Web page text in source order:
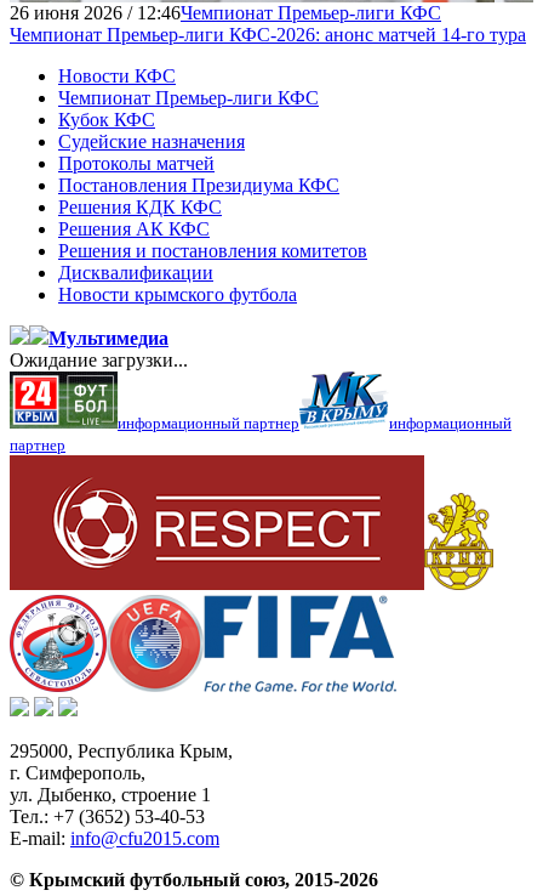
26 июня 2026 / 12:46Чемпионат Премьер-лиги КФС
Чемпионат Премьер-лиги КФС-2026: анонс матчей 14-го тура
Новости КФС
Чемпионат Премьер-лиги КФС
Кубок КФС
Судейские назначения
Протоколы матчей
Постановления Президиума КФС
Решения КДК КФС
Решения АК КФС
Решения и постановления комитетов
Дисквалификации
Новости крымского футбола
Мультимедиа
Ожидание загрузки...
информационный партнер
информационный
партнер
295000, Республика Крым,
г. Симферополь,
ул. Дыбенко, строение 1
Тел.: +7 (3652) 53-40-53
E-mail: info@cfu2015.com
© Крымский футбольный союз, 2015-2026